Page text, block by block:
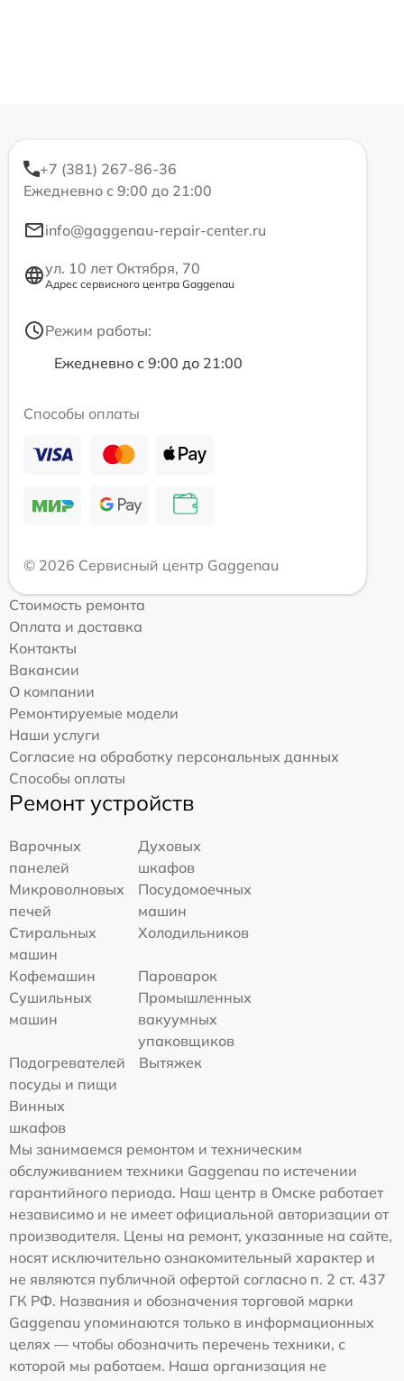
+7 (381) 267-86-36
Ежедневно с 9:00 до 21:00
info@gaggenau-repair-center.ru
ул. 10 лет Октября, 70
Адрес сервисного центра Gaggenau
Режим работы:
Ежедневно с 9:00 до 21:00
Способы оплаты
© 2026 Сервисный центр Gaggenau
Стоимость ремонта
Оплата и доставка
Контакты
Вакансии
О компании
Ремонтируемые модели
Наши услуги
Согласие на обработку персональных данных
Способы оплаты
Ремонт устройств
Варочных
панелей
Духовых
шкафов
Микроволновых
печей
Посудомоечных
машин
Стиральных
машин
Холодильников
Кофемашин
Пароварок
Сушильных
машин
Промышленных
вакуумных
упаковщиков
Подогревателей
посуды и пищи
Вытяжек
Винных
шкафов
Мы занимаемся ремонтом и техническим
обслуживанием техники Gaggenau по истечении
гарантийного периода. Наш центр в Омске работает
независимо и не имеет официальной авторизации от
производителя. Цены на ремонт, указанные на сайте,
носят исключительно ознакомительный характер и
не являются публичной офертой согласно п. 2 ст. 437
ГК РФ. Названия и обозначения торговой марки
Gaggenau упоминаются только в информационных
целях — чтобы обозначить перечень техники, с
которой мы работаем. Наша организация не